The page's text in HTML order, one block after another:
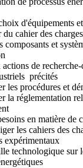
d'équipements
cahier des charges
composants et
de
précités
les procédures et
la réglementation
en matière de
les cahiers des
expérimentaux
technologique sur